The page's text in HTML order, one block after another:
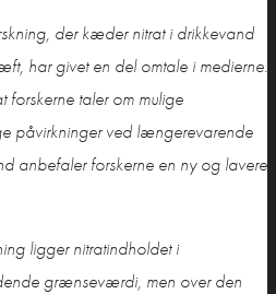
der kæder nitrat i drikkevand
har givet en del omtale i medierne.
forskerne taler om mulige
påvirkninger ved længerevarende
anbefaler forskerne en ny og lavere
ligger nitratindholdet i
grænseværdi, men over den